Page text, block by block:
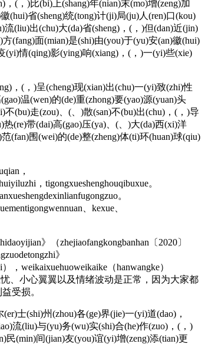
(，)比(bi)上(shang)年(nian)末(mo)增(zeng)加
(hui)省(sheng)统(tong)计(ji)局(ju)人(ren)口(kou)
(liu)出(chu)大(da)省(sheng)，(，)但(dan)近(jin)
(fang)面(mian)是(shi)由(you)于(yu)安(an)徽(hui)
(yi)情(qing)影(ying)响(xiang)，(，)一(yi)些(xie)
(，)呈(cheng)现(xian)出(chu)一(yi)致(zhi)性
温(wen)的(de)重(zhong)要(yao)源(yuan)头
(bu)走(zou)、(、)散(san)不(bu)出(chu)，(，)导
(re)带(dai)高(gao)压(ya)、(、)大(da)西(xi)洋
(fan)围(wei)的(de)整(zheng)体(ti)环(huan)球(qiu)
，
，tigongxueshenghouqibuxue。
。
、kexue、
》（zhejiaofangkongbanhan〔2020〕
》
，weikaixuehuoweikaike（hanwangke）
、小心翼翼以及情绪波动是正常，因为大家都
受损。
士(shi)州(zhou)各(ge)界(jie)一(yi)道(dao)，
流(liu)与(yu)务(wu)实(shi)合(he)作(zuo)，(，)
民(min)间(jian)友(you)谊(yi)增(zeng)添(tian)更